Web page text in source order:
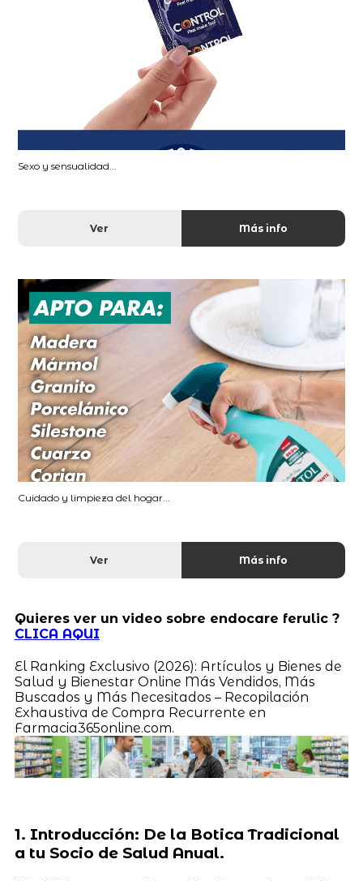
Sexo y sensualidad...
Ver Más info
Cuidado y limpieza del hogar...
Ver Más info
Quieres ver un video sobre endocare ferulic ?
CLICA AQUI
El Ranking Exclusivo (2026): Artículos y Bienes de
Salud y Bienestar Online Más Vendidos, Más
Buscados y Más Necesitados – Recopilación
Exhaustiva de Compra Recurrente en
Farmacia365online.com.
1. Introducción: De la Botica Tradicional
a tu Socio de Salud Anual.